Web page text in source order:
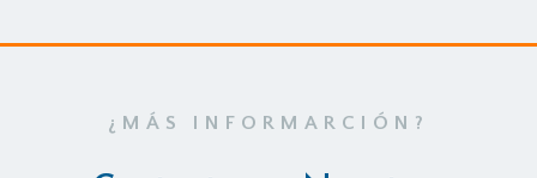
¿MÁS INFORMARCIÓN?